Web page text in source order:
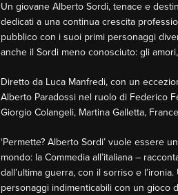
Un giovane Alberto Sordi, tenace e
dedicati a una continua crescita
pubblico con i suoi primi personaggi
anche il Sordi meno conosciuto: gli
Diretto da Luca Manfredi, con un
Alberto Paradossi nel ruolo di Federico
Giorgio Colangeli, Martina Galletta,
‘Permette? Alberto Sordi’ vuole essere
mondo: la Commedia all’italiana –
dall’ultima guerra, con il sorriso e
personaggi indimenticabili con un gioco